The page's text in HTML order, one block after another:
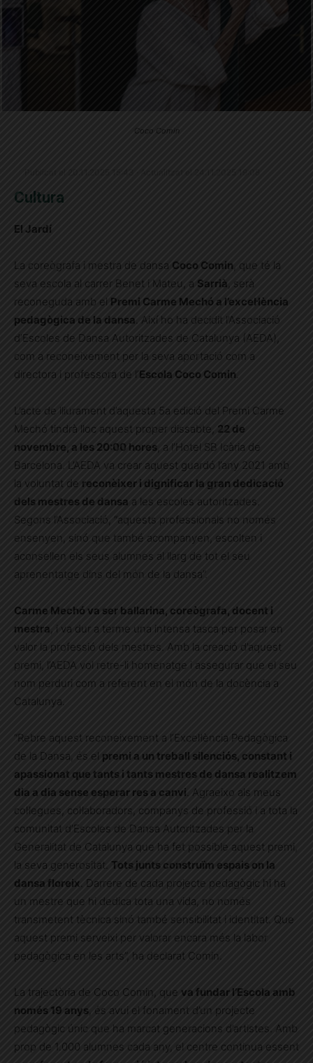
Coco Comin
Cultura
El Jardí
La coreògrafa i mestra de dansa Coco Comin , que té la
seva escola al carrer Benet i Mateu, a Sarrià , serà
reconeguda amb el
P remi Carme Mechó a l’excel·lència
pedagògica de la dansa. Així ho ha decidit l’Associació
d’Escoles de Dansa Autoritzades de Catalunya (AEDA),
com a reconeixement per la seva aportació com a
directora i professora de l’Escola Coco Comin
L’acte de lliurament d’aquesta 5a edició del Premi Carme
Mechó tindrà lloc aquest proper dissabte, 22 de
novembre, a les 20:00 hores , a l’Hotel SB Icària de
Barcelona. L’AEDA va crear aquest guardó l’any 2021 amb
la voluntat de reconèixer i dignificar la gran dedicació
dels mestres de dansa a les escoles autoritzades.
Segons l’Associació, “aquests professionals no només
ensenyen, sinó que també acompanyen, escolten i
aconsellen els seus alumnes al llarg de tot el seu
aprenentatge dins del món de la dansa”.
Carme Mechó va ser ballarina, coreògrafa, docent i
mestra , i va dur a terme una intensa tasca per posar en
valor la professió dels mestres. Amb la creació d’aquest
premi, l’AEDA vol retre-li homenatge i assegurar que el seu
nom perduri com a referent en el món de la docència a
Catalunya.
“Rebre aquest reconeixement a l’Excel·lència Pedagògica
de la Dansa, és el premi a un treball silenciós, constant i
apassionat que tants i tants mestres de dansa realitzem
dia a dia sense esperar res a canvi. Agraeixo als meus
col·legues, col·laboradors, companys de professió i a tota la
comunitat d’Escoles de Dansa Autoritzades per la
Generalitat de Catalunya que ha fet possible aquest premi,
la seva generositat. Tots junts construïm espais on la
dansa floreix. Darrere de cada projecte pedagògic hi ha
un mestre que hi dedica tota una vida, no només
transmetent tècnica sinó també sensibilitat i identitat. Que
aquest premi serveixi per valorar encara més la labor
pedagògica en les arts”, ha declarat Comin.
La trajectòria de Coco Comin, que va fundar l’Escola amb
només 19 anys , és avui el fonament d’un projecte
pedagògic únic que ha marcat generacions d’artistes. Amb
prop de 1.000 alumnes cada any, el centre continua essent